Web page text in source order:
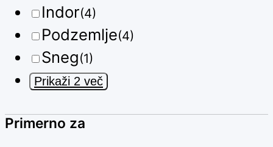
Indor(4)
Podzemlje(4)
Sneg(1)
Prikaži 2 več
Primerno za